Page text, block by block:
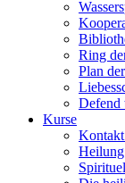
Ring
Plan
Defend
Kurse